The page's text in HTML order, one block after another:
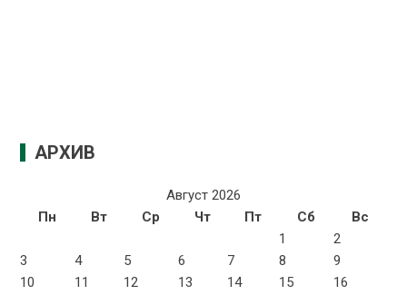
АРХИВ
Август 2026
Пн
Вт Ср Чт Пт Сб
Вс
1
2
3
4 5 6 7 8
9
10
11 12 13 14 15
16